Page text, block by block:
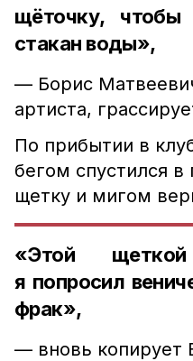
щёточку,
стакан воды»,
— Борис
артиста,
По прибытии в
бегом спустился в
щетку и мигом
«Этой
я попросил
фрак»,
— вновь копирует